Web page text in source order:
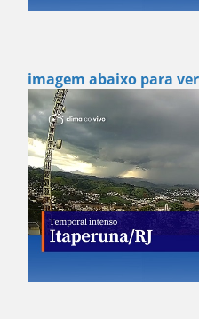
imagem abaixo para